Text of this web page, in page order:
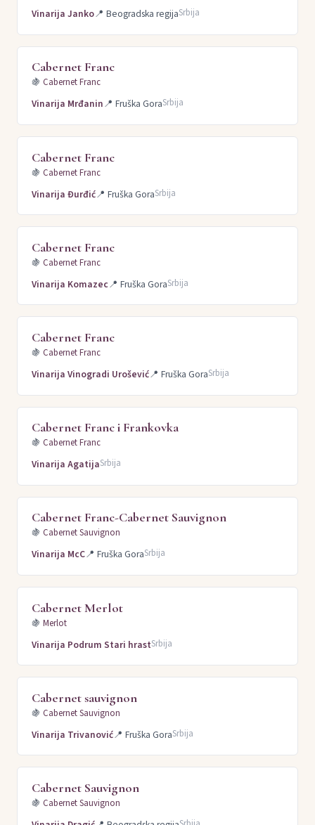
Vinarija Janko📍 Beogradska regijaSrbija
Cabernet Franc
🍇 Cabernet Franc
Vinarija Mrđanin📍 Fruška GoraSrbija
Cabernet Franc
🍇 Cabernet Franc
Vinarija Đurđić📍 Fruška GoraSrbija
Cabernet Franc
🍇 Cabernet Franc
Vinarija Komazec📍 Fruška GoraSrbija
Cabernet Franc
🍇 Cabernet Franc
Vinarija Vinogradi Urošević📍 Fruška GoraSrbija
Cabernet Franc i Frankovka
🍇 Cabernet Franc
Vinarija AgatijaSrbija
Cabernet Franc-Cabernet Sauvignon
🍇 Cabernet Sauvignon
Vinarija McC📍 Fruška GoraSrbija
Cabernet Merlot
🍇 Merlot
Vinarija Podrum Stari hrastSrbija
Cabernet sauvignon
🍇 Cabernet Sauvignon
Vinarija Trivanović📍 Fruška GoraSrbija
Cabernet Sauvignon
🍇 Cabernet Sauvignon